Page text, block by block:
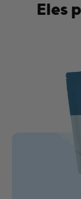
Eles